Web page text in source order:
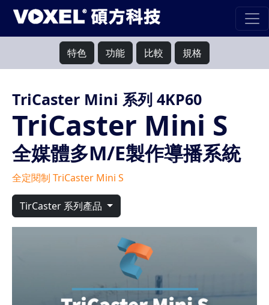
特色 功能 比較 規格
TriCaster Mini 系列 4KP60
TriCaster Mini S
全媒體多M/E製作導播系統
全定閱制 TriCaster Mini S
TirCaster 系列產品